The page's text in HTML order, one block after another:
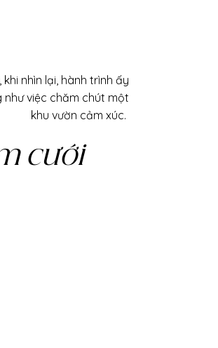
khi nhìn lại, hành trình ấy
như việc chăm chút một
khu vườn cảm xúc.
cưới